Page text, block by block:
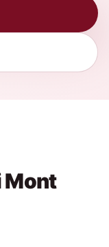
Mont